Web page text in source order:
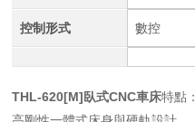
控制形式 數控
THL-620[M]臥式CNC車床特點：